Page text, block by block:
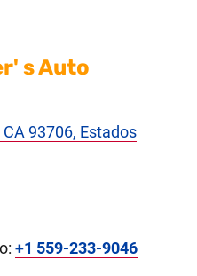
s Auto
93706, Estados
+1 559-233-9046